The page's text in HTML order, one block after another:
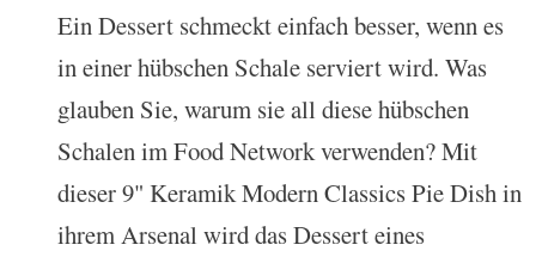
Ein Dessert schmeckt einfach besser, wenn es
in einer hübschen Schale serviert wird. Was
glauben Sie, warum sie all diese hübschen
Schalen im Food Network verwenden? Mit
dieser 9" Keramik Modern Classics Pie Dish in
ihrem Arsenal wird das Dessert eines